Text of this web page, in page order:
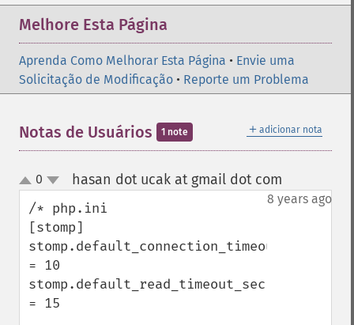
Melhore Esta Página
Aprenda Como Melhorar Esta Página • Envie uma
Solicitação de Modificação • Reporte um Problema
＋ adicionar nota
Notas de Usuários 1 note
up
down
0 hasan dot ucak at gmail dot com
8 years ago
/* php.ini
[stomp]
stomp.default_connection_timeout_sec
= 10
stomp.default_read_timeout_sec
= 15